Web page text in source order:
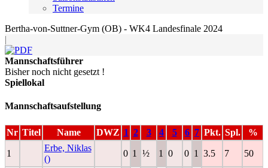
Termine
Bertha-von-Suttner-Gym (OB) - WK4 Landesfinale 2024
|
Mannschaftsführer
Bisher noch nicht gesetzt !
Spiellokal
Mannschaftsaufstellung
Nr Titel Name DWZ 1 2 3 4 5 6 7 Pkt. Spl. %
1
Erbe, Niklas
()
0 1 ½ 1 0 0 1 3.5 7 50